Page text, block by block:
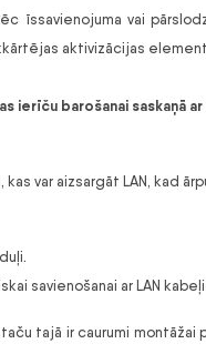
īssavienojuma vai
aktivizācijas
ierīču barošanai saskaņā
var aizsargāt LAN, kad
savienošanai ar LAN
tajā ir caurumi montāžai